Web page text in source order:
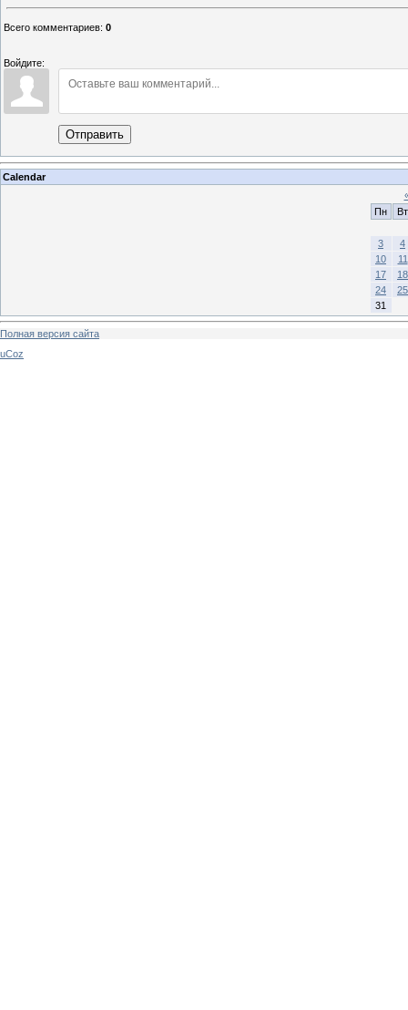
Всего комментариев: 0
Войдите:
Отправить
Calendar
Пн
Вт
3
4
10
11
17
18
24
25
31
Полная версия сайта
uCoz